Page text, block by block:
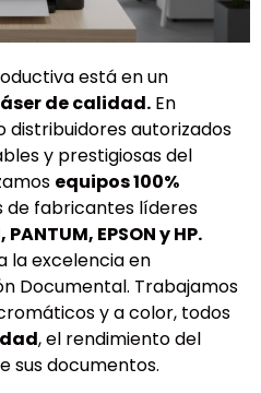
está en un
de calidad. En
distribuidores autorizados
y prestigiosas del
equipos 100%
de fabricantes líderes
EPSON y HP.
la excelencia en
Documental. Trabajamos
y a color, todos
, el rendimiento del
sus documentos.